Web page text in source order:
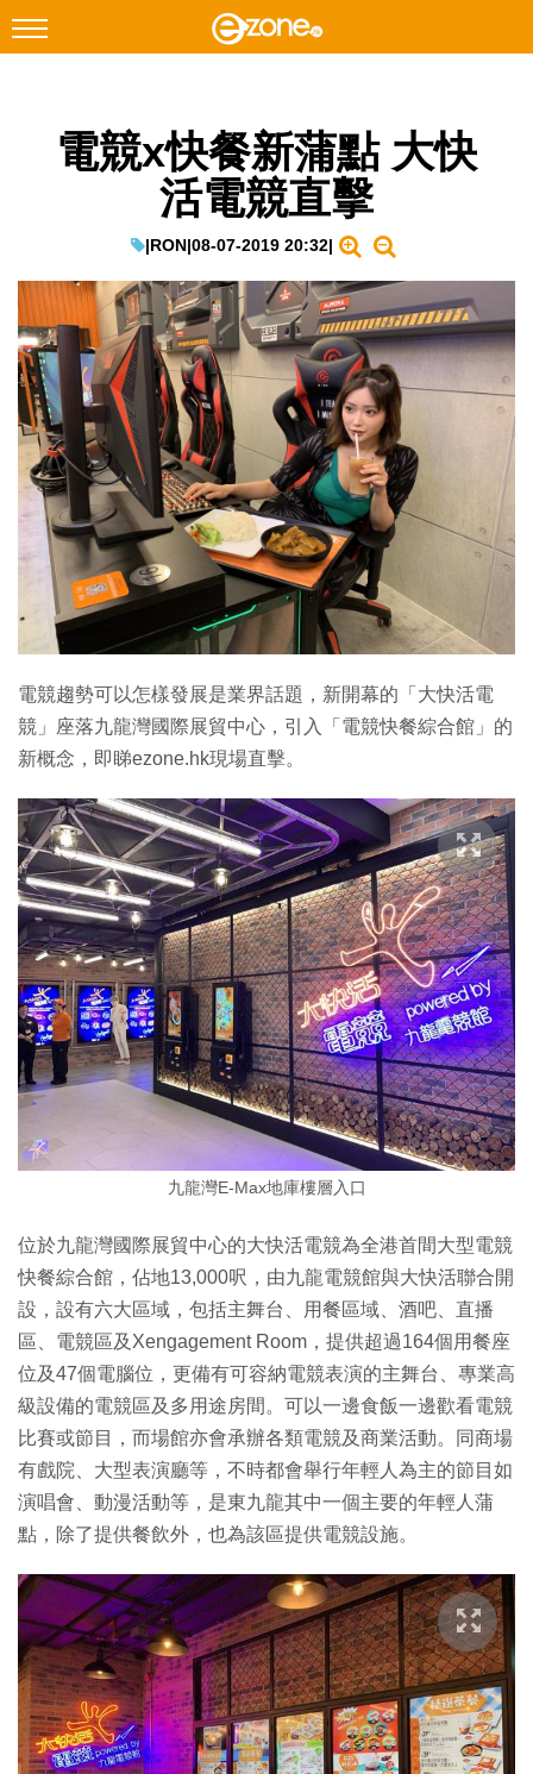
Facebook Instagram
遊戲動漫
教學評測
EduTech
IT Times
生成式AI與雲端應用
Enterprise Digital Transformation
特集
電競x快餐新蒲點 大快
活電競直擊
|RON|08-07-2019 20:32|
電競趨勢可以怎樣發展是業界話題，新開幕的「大快活電
競」座落九龍灣國際展貿中心，引入「電競快餐綜合館」的
新概念，即睇ezone.hk現場直擊。
九龍灣E-Max地庫樓層入口
位於九龍灣國際展貿中心的大快活電競為全港首間大型電競
快餐綜合館，佔地13,000呎，由九龍電競館與大快活聯合開
設，設有六大區域，包括主舞台、用餐區域、酒吧、直播
區、電競區及Xengagement Room，提供超過164個用餐座
位及47個電腦位，更備有可容納電競表演的主舞台、專業高
級設備的電競區及多用途房間。可以一邊食飯一邊歡看電競
比賽或節目，而場館亦會承辦各類電競及商業活動。同商場
有戲院、大型表演廳等，不時都會舉行年輕人為主的節目如
演唱會、動漫活動等，是東九龍其中一個主要的年輕人蒲
點，除了提供餐飲外，也為該區提供電競設施。